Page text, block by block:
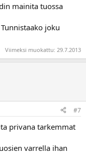
mainita tuossa
joku
Viimeksi muokattu: 29.7.2013
#7
privana tarkemmat
varrella ihan